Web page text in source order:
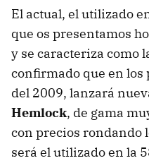
El actual, el utilizado
que os presentamos
y se caracteriza como
confirmado que en
del 2009, lanzará
Hemlock, de gama
con precios rondando
será el utilizado en la